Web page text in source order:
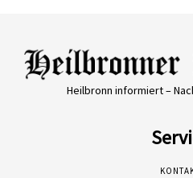
Heilbronn informiert –